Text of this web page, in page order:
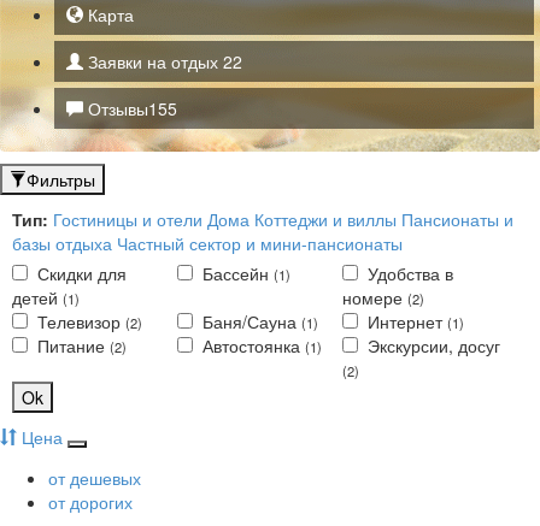
Карта
Заявки на отдых 22
Отзывы155
Фильтры
Тип: Гостиницы и отели Дома Коттеджи и виллы Пансионаты и
базы отдыха Частный сектор и мини-пансионаты
Скидки для
детей (1)
Бассейн (1)
Удобства в
номере (2)
Телевизор (2) Баня/Сауна (1) Интернет(1)
Питание (2) Автостоянка (1) Экскурсии, досуг
(2)
Ok
Цена
от дешевых
от дорогих